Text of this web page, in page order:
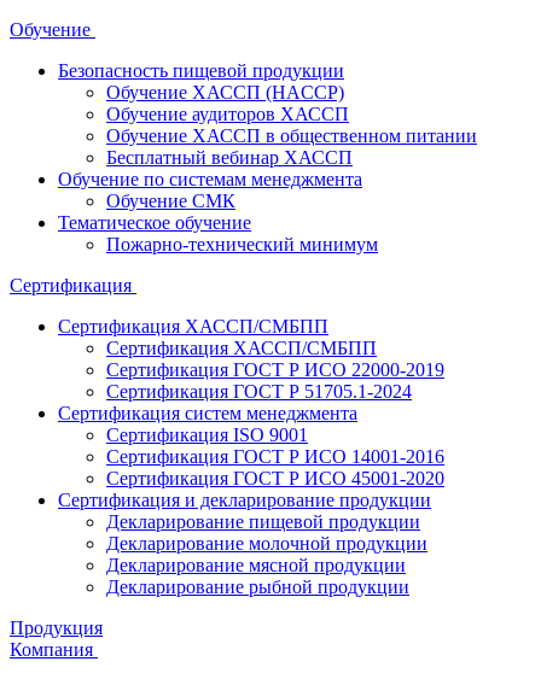
Обучение
Безопасность пищевой продукции
Обучение ХАССП (HACCP)
Обучение аудиторов ХАССП
Обучение ХАССП в общественном питании
Бесплатный вебинар ХАССП
Обучение по системам менеджмента
Обучение СМК
Тематическое обучение
Пожарно-технический минимум
Сертификация
Сертификация ХАССП/СМБПП
Сертификация ХАССП/СМБПП
Сертификация ГОСТ Р ИСО 22000-2019
Сертификация ГОСТ Р 51705.1-2024
Сертификация систем менеджмента
Сертификация ISO 9001
Сертификация ГОСТ Р ИСО 14001-2016
Сертификация ГОСТ Р ИСО 45001-2020
Сертификация и декларирование продукции
Декларирование пищевой продукции
Декларирование молочной продукции
Декларирование мясной продукции
Декларирование рыбной продукции
Продукция
Компания